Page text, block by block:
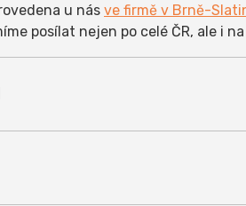
u nás ve firmě v Brně-
posílat nejen po celé ČR, ale i
žádné pochybné fólie od